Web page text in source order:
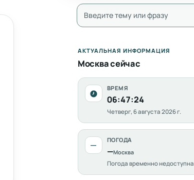
АКТУАЛЬНАЯ ИНФОРМАЦИЯ
Москва сейчас
ВРЕМЯ
06:47:25
Четверг, 6 августа 2026 г.
— ПОГОДА
—Москва
Погода временно недоступна